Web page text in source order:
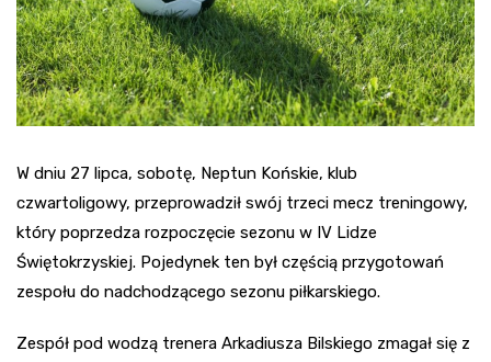
W dniu 27 lipca, sobotę, Neptun Końskie, klub
czwartoligowy, przeprowadził swój trzeci mecz treningowy,
który poprzedza rozpoczęcie sezonu w IV Lidze
Świętokrzyskiej. Pojedynek ten był częścią przygotowań
zespołu do nadchodzącego sezonu piłkarskiego.
Zespół pod wodzą trenera Arkadiusza Bilskiego zmagał się z